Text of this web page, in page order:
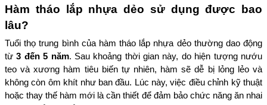
Hàm tháo lắp nhựa dẻo sử dụng được bao
lâu?
Tuổi thọ trung bình của hàm tháo lắp nhựa dẻo thường dao động
từ 3 đến 5 năm. Sau khoảng thời gian này, do hiện tượng nướu
teo và xương hàm tiêu biến tự nhiên, hàm sẽ dễ bị lỏng lẻo và
không còn ôm khít như ban đầu. Lúc này, việc điều chỉnh kỹ thuật
hoặc thay thế hàm mới là cần thiết để đảm bảo chức năng ăn nhai